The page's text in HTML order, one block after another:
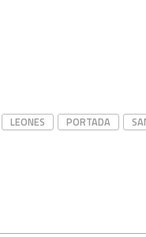
LEONES PORTADA